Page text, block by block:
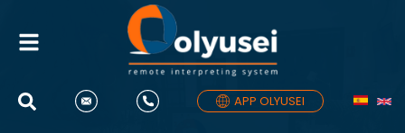
Alternar
navegación
APP OLYUSEI